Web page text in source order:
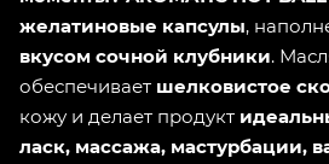
желатиновые капсулы,
вкусом сочной клубники.
обеспечивает шелковистое
кожу и делает продукт
ласк, массажа, мастурбации,